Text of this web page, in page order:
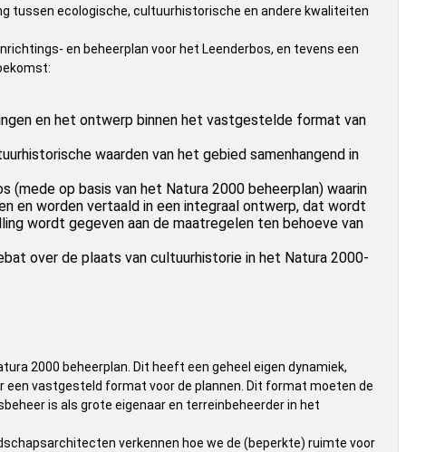
tussen ecologische, cultuurhistorische en andere kwaliteiten
en beheerplan voor het Leenderbos, en tevens een
en het ontwerp binnen het vastgestelde format van
waarden van het gebied samenhangend in
(mede op basis van het Natura 2000 beheerplan) waarin
en worden vertaald in een integraal ontwerp, dat wordt
wordt gegeven aan de maatregelen ten behoeve van
over de plaats van cultuurhistorie in het Natura 2000-
2000 beheerplan. Dit heeft een geheel eigen dynamiek,
vastgesteld format voor de plannen. Dit format moeten de
is als grote eigenaar en terreinbeheerder in het
verkennen hoe we de (beperkte) ruimte voor